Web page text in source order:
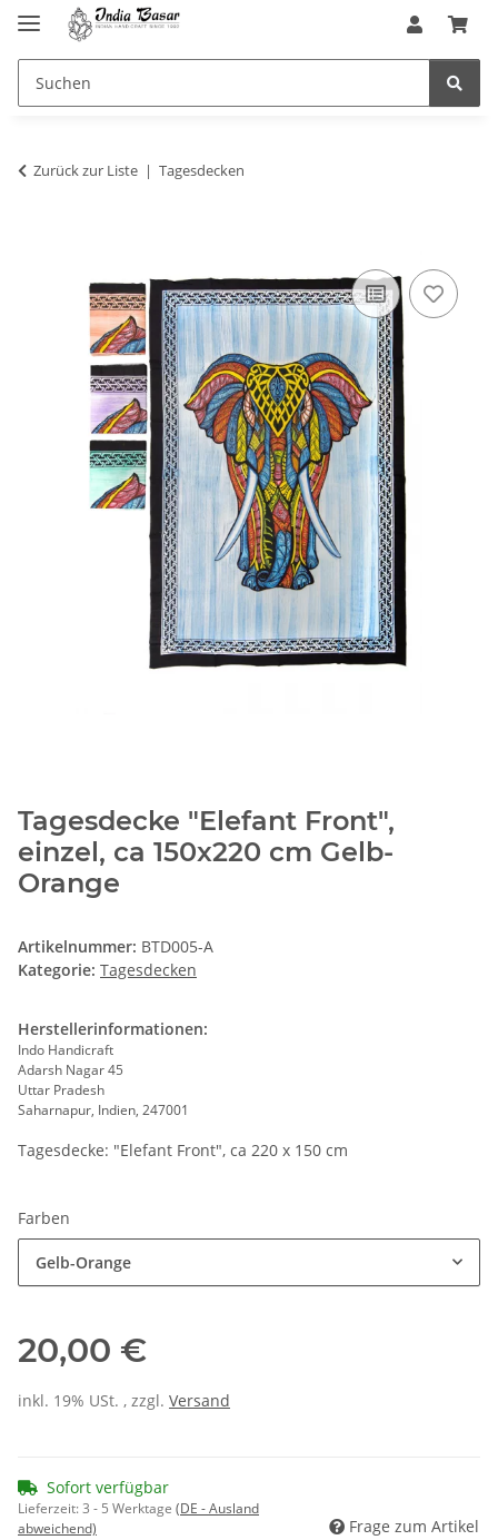
Zurück zur Liste Tagesdecken
Tagesdecke "Elefant Front",
einzel, ca 150x220 cm Gelb-
Orange
Artikelnummer: BTD005-A
Kategorie: Tagesdecken
Herstellerinformationen:
Indo Handicraft
Adarsh Nagar 45
Uttar Pradesh
Saharnapur, Indien, 247001
Tagesdecke: "Elefant Front", ca 220 x 150 cm
Farben
Gelb-Orange
20,00 €
inkl. 19% USt. , zzgl. Versand
Sofort verfügbar
Lieferzeit:3 - 5 Werktage (DE - Ausland
abweichend)
Frage zum Artikel